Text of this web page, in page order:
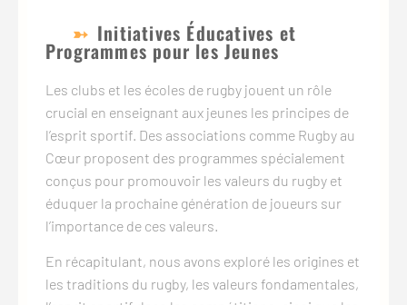
Initiatives Éducatives et
Programmes pour les Jeunes
Les clubs et les écoles de rugby jouent un rôle
crucial en enseignant aux jeunes les principes de
l’esprit sportif. Des associations comme Rugby au
Cœur proposent des programmes spécialement
conçus pour promouvoir les valeurs du rugby et
éduquer la prochaine génération de joueurs sur
l’importance de ces valeurs.
En récapitulant, nous avons exploré les origines et
les traditions du rugby, les valeurs fondamentales,